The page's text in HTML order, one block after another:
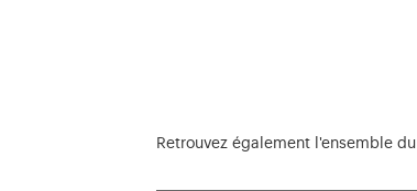
Retrouvez également l'ensemble du